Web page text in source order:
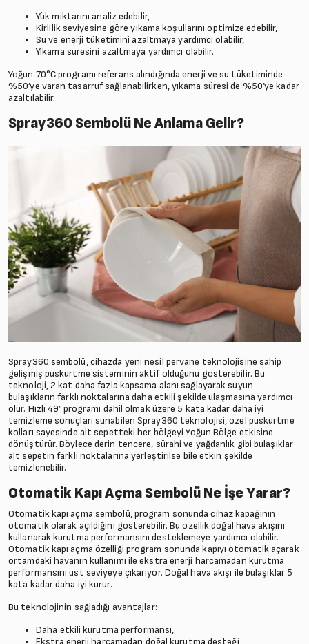
Yük miktarını analiz edebilir,
Kirlilik seviyesine göre yıkama koşullarını optimize edebilir,
Su ve enerji tüketimini azaltmaya yardımcı olabilir,
Yıkama süresini azaltmaya yardımcı olabilir.
Yoğun 70°C programı referans alındığında enerji ve su tüketiminde
%50’ye varan tasarruf sağlanabilirken, yıkama süresi de %50’ye kadar
azaltılabilir.
Spray360 Sembolü Ne Anlama Gelir?
Spray360 sembolü, cihazda yeni nesil pervane teknolojisine sahip
gelişmiş püskürtme sisteminin aktif olduğunu gösterebilir. Bu
teknoloji, 2 kat daha fazla kapsama alanı sağlayarak suyun
bulaşıkların farklı noktalarına daha etkili şekilde ulaşmasına yardımcı
olur. Hızlı 49’ programı dahil olmak üzere 5 kata kadar daha iyi
temizleme sonuçları sunabilen Spray360 teknolojisi, özel püskürtme
kolları sayesinde alt sepetteki her bölgeyi Yoğun Bölge etkisine
dönüştürür. Böylece derin tencere, sürahi ve yağdanlık gibi bulaşıklar
alt sepetin farklı noktalarına yerleştirilse bile etkin şekilde
temizlenebilir.
Otomatik Kapı Açma Sembolü Ne İşe Yarar?
Otomatik kapı açma sembolü, program sonunda cihaz kapağının
otomatik olarak açıldığını gösterebilir. Bu özellik doğal hava akışını
kullanarak kurutma performansını desteklemeye yardımcı olabilir.
Otomatik kapı açma özelliği program sonunda kapıyı otomatik açarak
ortamdaki havanın kullanımı ile ekstra enerji harcamadan kurutma
performansını üst seviyeye çıkarıyor. Doğal hava akışı ile bulaşıklar 5
kata kadar daha iyi kurur.
Bu teknolojinin sağladığı avantajlar:
Daha etkili kurutma performansı,
Ekstra enerji harcamadan doğal kurutma desteği,